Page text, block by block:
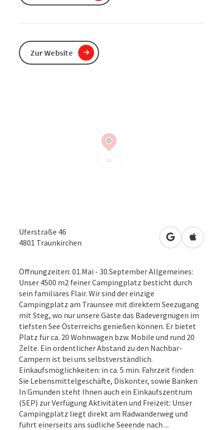
Uferstraße 46
4801 Traunkirchen in Google
in
Öffnungzeiten: 01.Mai - 30.September Allgemeines:
Unser 4500 m2 feiner Campingplatz besticht durch
sein familiäres Flair. Wir sind der einzige
Campingplatz am Traunsee mit direktem Seezugang
mit Steg, wo nur unsere Gäste das Badevergnügen im
tiefsten See Österreichs genießen können. Er bietet
Platz für ca. 20 Wohnwagen bzw. Mobile und rund 20
Zelte. Ein ordentlicher Abstand zu den Nachbar-
Campern ist bei uns selbstverständlich.
Einkaufsmöglichkeiten: in ca. 5 min. Fahrzeit finden
Sie Lebensmittelgeschäfte, Diskonter, sowie Banken
In Gmunden steht Ihnen auch ein Einkaufszentrum
(SEP) zur Verfügung Aktivitäten und Freizeit: Unser
Campingplatz liegt direkt am Radwanderweg und
führt einerseits ans südliche Seeende nach ...
Zur Website